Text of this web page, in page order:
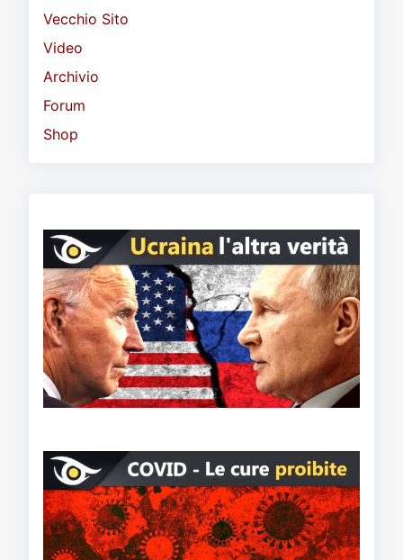
Vecchio Sito
Video
Archivio
Forum
Shop